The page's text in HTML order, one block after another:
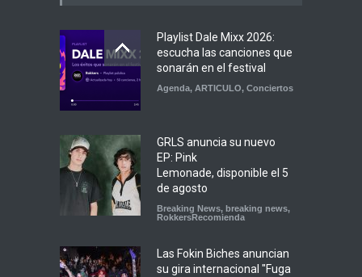
Playlist Dale Mixx 2026:
escucha las canciones que
sonarán en el festival
Agenda, ARTICULO, Conciertos
GRLS anuncia su nuevo
EP: Pink
Lemonade, disponible el 5
de agosto
Breaking News, breaking news,
RokkersRecomienda
Las Fokin Biches anuncian
su gira internacional "Fuga